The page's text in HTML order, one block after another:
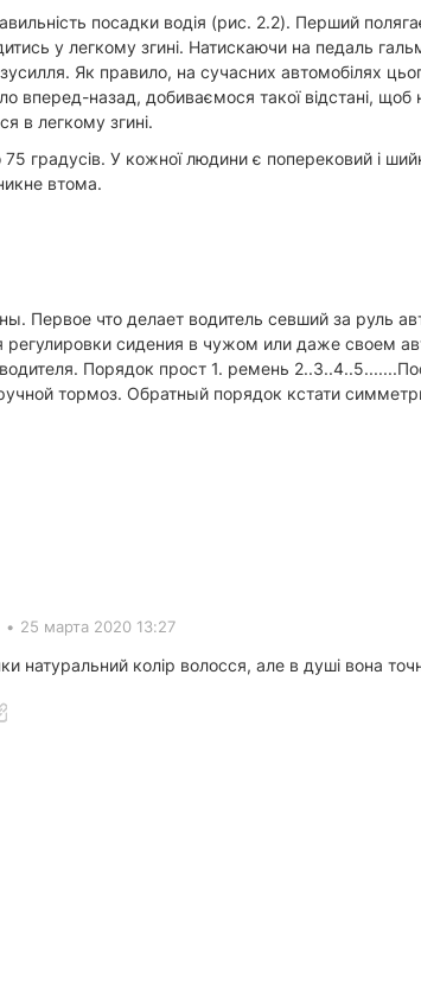
посадки водія (рис. 2.2). Перший
у легкому згині. Натискаючи на педаль
Як правило, на сучасних автомобілях
вперед-назад, добиваємося такої відстані,
в легкому згині.
градусів. У кожної людини є поперековий і
втома.
Первое что делает водитель севший за руль
сидения в чужом или даже своем
Порядок прост 1. ремень
тормоз. Обратный порядок кстати
• 25 марта 2020 13:27
натуральний колір волосся, але в душі вона